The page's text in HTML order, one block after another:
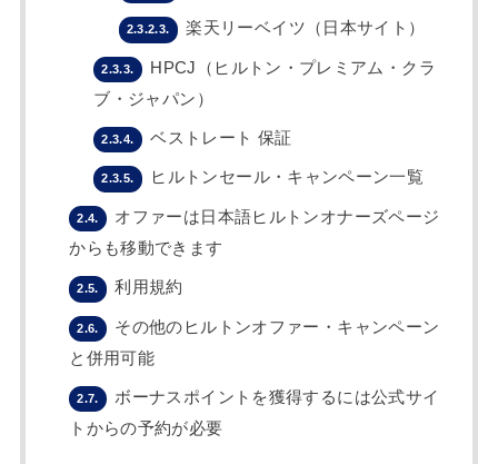
2.3.2.3. 楽天リーベイツ（日本サイト）
2.3.3.
HPCJ（ヒルトン・プレミアム・クラ
ブ・ジャパン）
2.3.4. ベストレート 保証
2.3.5. ヒルトンセール・キャンペーン一覧
2.4.
オファーは日本語ヒルトンオナーズページ
からも移動できます
2.5. 利用規約
2.6.
その他のヒルトンオファー・キャンペーン
と併用可能
2.7.
ボーナスポイントを獲得するには公式サイ
トからの予約が必要